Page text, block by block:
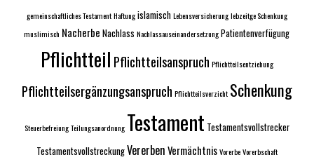
gemeinschaftliches TestamentHaftungislamischLebensversicherunglebzeitge Schenkung
muslimisch Nacherbe Nachlass NachlassauseinandersetzungPatientenverfügung
Pflichtteil Pflichtteilsanspruch Pflichtteilsentziehung
Pflichtteilsergänzungsanspruch Pflichtteilsverzicht Schenkung
SteuerbefreiungTeilungsanordnung Testament Testamentsvollstrecker
TestamentsvollstreckungVererbenVermächtnisVorerbeVorerbschaft